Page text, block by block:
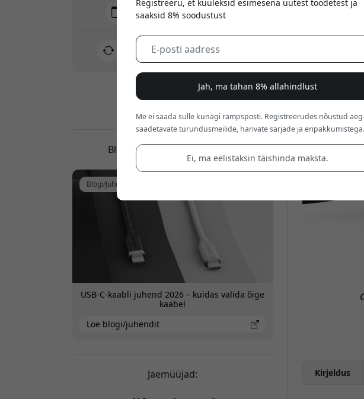
Kirjeldus
Tarne 10-12 august
Kiire ja jälgitav tarne
30-päevane tagastusõigus
Lihtne tagastus - ilma vaevata
Blogi, juhendid ja arvustused
Blogi/Juhend
USB-C-kaabli juhend 2026 – kuidas valida õige
kaabel
Loe blogi/juhendit
Jaemüüjad:
Registreeru, et kuuleksid esimesena uutest toodetest ja
saaksid 8% soodustust
Jah, ma tahan 8% allahindlust
Me ei saada sulle kunagi rämpsposti. Registreerudes nõustud
saadetavate turundusmeilide, harivate sarjade ja eripakkumistega.
Ei, ma eelistaksin täishinda maksta.